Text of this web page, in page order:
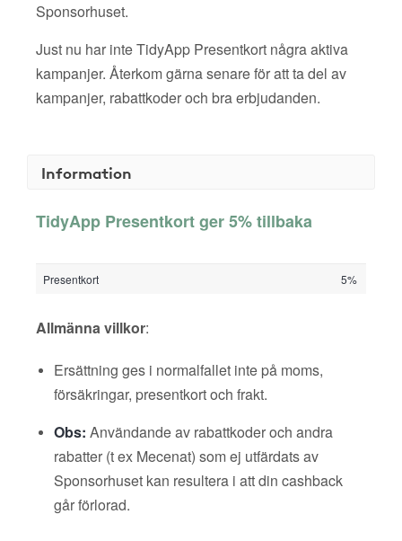
Sponsorhuset.
Just nu har inte TidyApp Presentkort några aktiva
kampanjer. Återkom gärna senare för att ta del av
kampanjer, rabattkoder och bra erbjudanden.
Information
TidyApp Presentkort ger 5% tillbaka
Presentkort 5%
Allmänna villkor:
Ersättning ges i normalfallet inte på moms,
försäkringar, presentkort och frakt.
Obs: Användande av rabattkoder och andra
rabatter (t ex Mecenat) som ej utfärdats av
Sponsorhuset kan resultera i att din cashback
går förlorad.